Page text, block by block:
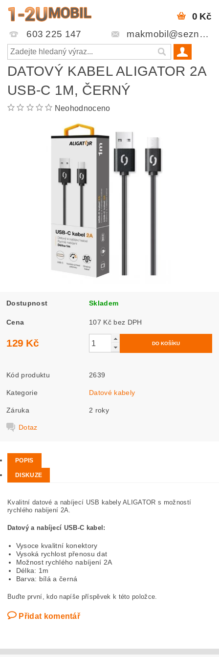
603 225 147 makmobil@seznam.cz
0 Kč
DATOVÝ KABEL ALIGATOR 2A
USB-C 1M, ČERNÝ
Neohodnoceno
Dostupnost Skladem
Cena 107 Kč bez DPH
129 Kč
Kód produktu 2639
Kategorie Datové kabely
Záruka 2 roky
Dotaz
POPIS
DISKUZE
Kvalitní datové a nabíjecí USB kabely ALIGATOR s možností
rychlého nabíjení 2A.
Datový a nabíjecí USB-C kabel:
Vysoce kvalitní konektory
Vysoká rychlost přenosu dat
Možnost rychlého nabíjení 2A
Délka: 1m
Barva: bílá a černá
Buďte první, kdo napíše příspěvek k této položce.
Přidat komentář